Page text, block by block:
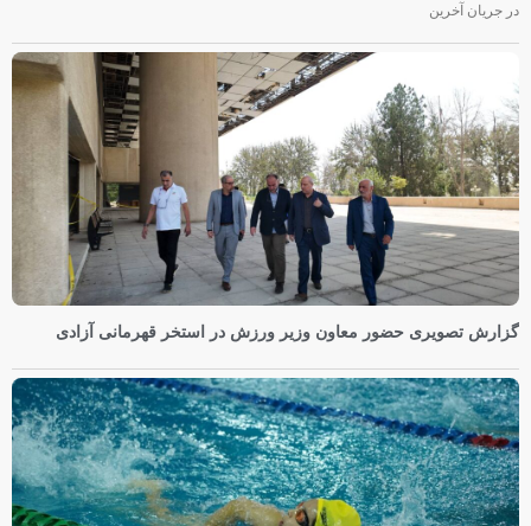
در جریان آخرین
گزارش تصویری حضور معاون وزیر ورزش در استخر قهرمانی آزادی